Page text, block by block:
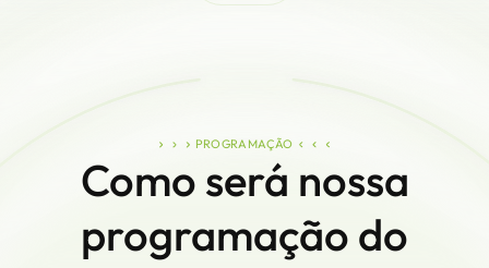
PROGRAMAÇÃO
Como será nossa
programação do